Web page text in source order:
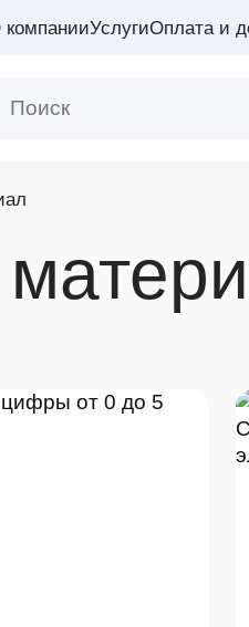
УслугиОплата и